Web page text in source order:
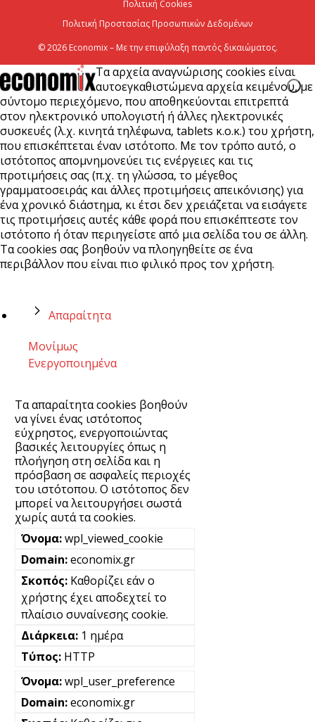
Πολιτική Cookies
Πολιτική Προστασίας Προσωπικών Δεδομένων
© 2026 Economix – Με την επιφύλαξη παντός δικαιώματος.
Τα αρχεία αναγνώρισης cookies είναι
αυτοεγκαθιστώμενα αρχεία κειμένου, με
σύντομο περιεχόμενο, που αποθηκεύονται επιτρεπτά
στον ηλεκτρονικό υπολογιστή ή άλλες ηλεκτρονικές
συσκευές (λ.χ. κινητά τηλέφωνα, tablets κ.ο.κ.) του χρήστη,
που επισκέπτεται έναν ιστότοπο. Με τον τρόπο αυτό, ο
ιστότοπος απομνημονεύει τις ενέργειες και τις
προτιμήσεις σας (π.χ. τη γλώσσα, το μέγεθος
γραμματοσειράς και άλλες προτιμήσεις απεικόνισης) για
ένα χρονικό διάστημα, κι έτσι δεν χρειάζεται να εισάγετε
τις προτιμήσεις αυτές κάθε φορά που επισκέπτεστε τον
ιστότοπο ή όταν περιηγείστε από μια σελίδα του σε άλλη.
Τα cookies σας βοηθούν να πλοηγηθείτε σε ένα
περιβάλλον που είναι πιο φιλικό προς τον χρήστη.
Απαραίτητα
Μονίμως
Ενεργοποιημένα
Τα απαραίτητα cookies βοηθούν
να γίνει ένας ιστότοπος
εύχρηστος, ενεργοποιώντας
βασικές λειτουργίες όπως η
πλοήγηση στη σελίδα και η
πρόσβαση σε ασφαλείς περιοχές
του ιστότοπου. Ο ιστότοπος δεν
μπορεί να λειτουργήσει σωστά
χωρίς αυτά τα cookies.
wpl_viewed_cookie
economix.gr
Καθορίζει εάν ο
χρήστης έχει αποδεχτεί το
πλαίσιο συναίνεσης cookie.
1 ημέρα
HTTP
wpl_user_preference
economix.gr